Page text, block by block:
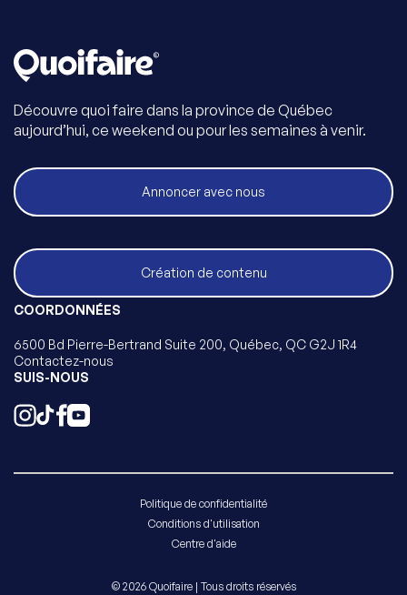
Découvre quoi faire dans la province de Québec
aujourd’hui, ce weekend ou pour les semaines à venir.
Annoncer avec nous
Création de contenu
COORDONNÉES
6500 Bd Pierre-Bertrand Suite 200, Québec, QC G2J 1R4
Contactez-nous
SUIS-NOUS
Politique de confidentialité
Conditions d'utilisation
Centre d'aide
© 2026 Quoifaire | Tous droits réservés